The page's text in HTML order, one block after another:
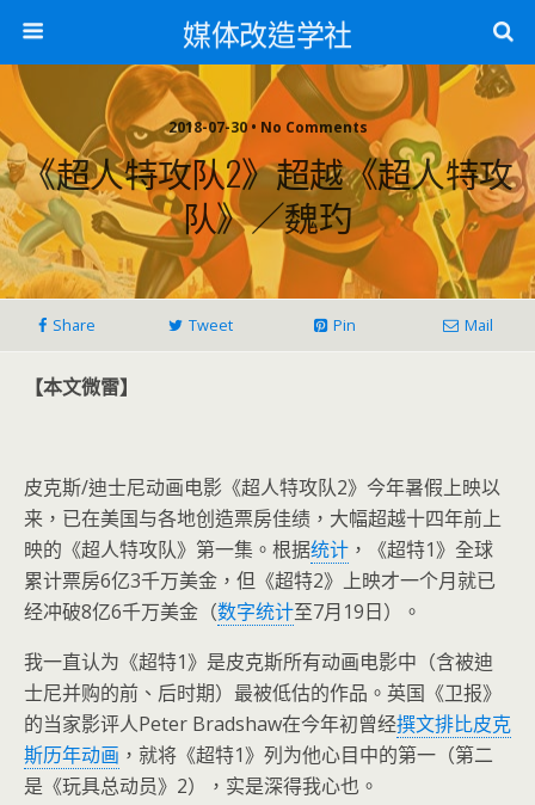
媒体改造学社
2018-07-30 • No Comments
《超人特攻队2》超越《超人特攻
队》／魏玓
Share Tweet Pin Mail
【本文微雷】
皮克斯/迪士尼动画电影《超人特攻队2》今年暑假上映以
来，已在美国与各地创造票房佳绩，大幅超越十四年前上
映的《超人特攻队》第一集。根据统计 ，《超特1》全球
累计票房6亿3千万美金，但《超特2》上映才一个月就已
经冲破8亿6千万美金（数字统计至7月19日）。
我一直认为《超特1》是皮克斯所有动画电影中（含被迪
士尼并购的前、后时期）最被低估的作品。英国《卫报》
的当家影评人Peter Bradshaw在今年初曾经撰文排比皮克
斯历年动画 ，就将《超特1》列为他心目中的第一（第二
是《玩具总动员》2），实是深得我心也。